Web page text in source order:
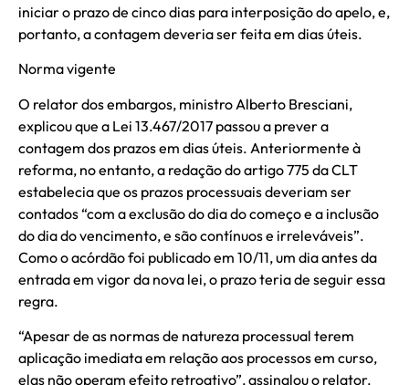
iniciar o prazo de cinco dias para interposição do apelo, e,
portanto, a contagem deveria ser feita em dias úteis.
Norma vigente
O relator dos embargos, ministro Alberto Bresciani,
explicou que a Lei 13.467/2017 passou a prever a
contagem dos prazos em dias úteis. Anteriormente à
reforma, no entanto, a redação do artigo 775 da CLT
estabelecia que os prazos processuais deveriam ser
contados “com a exclusão do dia do começo e a inclusão
do dia do vencimento, e são contínuos e irreleváveis”.
Como o acórdão foi publicado em 10/11, um dia antes da
entrada em vigor da nova lei, o prazo teria de seguir essa
regra.
“Apesar de as normas de natureza processual terem
aplicação imediata em relação aos processos em curso,
elas não operam efeito retroativo”, assinalou o relator.